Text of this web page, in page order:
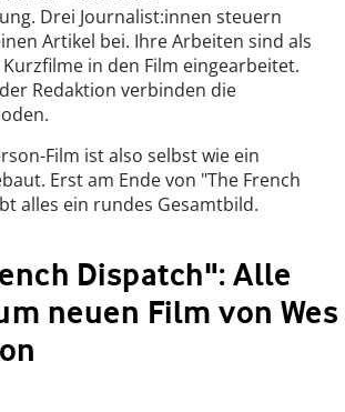
Drei Journalist:innen steuern
Artikel bei. Ihre Arbeiten sind als
in den Film eingearbeitet.
Redaktion verbinden die
Film ist also selbst wie ein
Erst am Ende von "The French
alles ein rundes Gesamtbild.
Dispatch": Alle
neuen Film von Wes